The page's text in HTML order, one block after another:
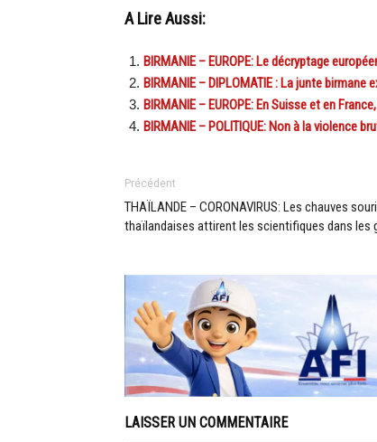
A Lire Aussi:
BIRMANIE – EUROPE: Le décryptage
BIRMANIE – DIPLOMATIE : La junte
BIRMANIE – EUROPE: En Suisse et en
BIRMANIE – POLITIQUE: Non à la violence
Précédent
THAÏLANDE – CORONAVIRUS: Les chauves
thaïlandaises attirent les scientifiques dans les
LAISSER UN COMMENTAIRE